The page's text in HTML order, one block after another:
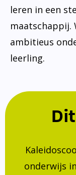
leren in een
maatschappij.
ambitieus
leerling.
onderwijs